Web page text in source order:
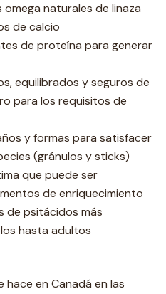
naturales de linaza
de calcio
de proteína para generar
equilibrados y seguros de
para los requisitos de
y formas para satisfacer
(gránulos y sticks)
que puede ser
de enriquecimiento
de psitácidos más
hasta adultos
hace en Canadá en las